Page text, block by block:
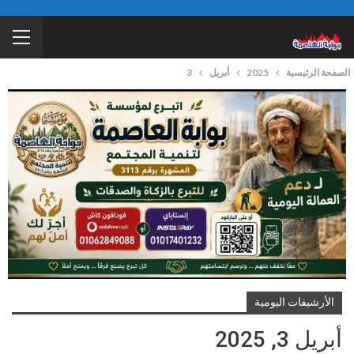
الصفحة الرئيسية 2025 أبريل 3
الأرشيفات اليومية
أبريل 3, 2025